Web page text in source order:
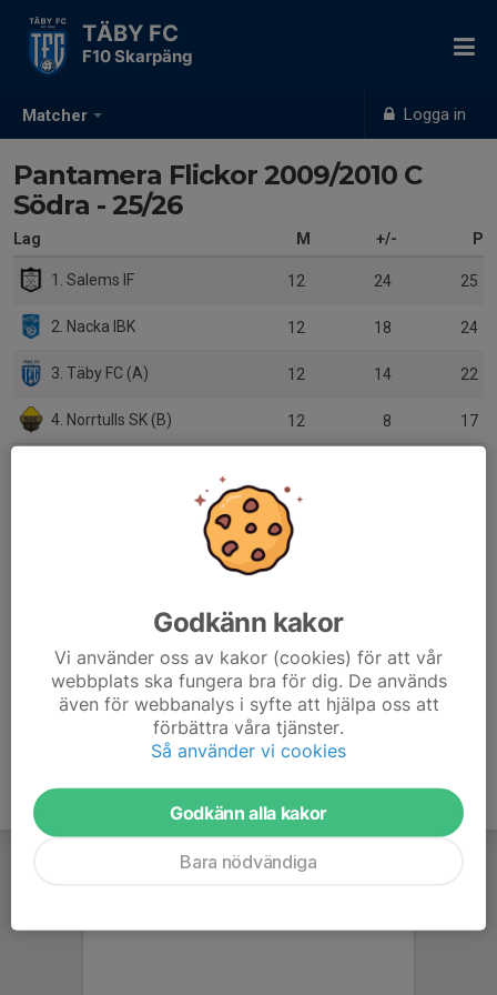
Matcher Logga in
TÄBY FC
F10 Skarpäng
Pantamera Flickor 2009/2010 C
Södra - 25/26
Lag M +/- P
1. Salems IF 12 24 25
2. Nacka IBK 12 18 24
3. Täby FC (A) 12 14 22
4. Norrtulls SK (B) 12 8 17
12
9. IFK Haninge 0 0
10. Skogås/Trångsunds IBK -1 10
Godkänn kakor
Vi använder oss av kakor (cookies) för att vår
webbplats ska fungera bra för dig. De används
även för webbanalys i syfte att hjälpa oss att
förbättra våra tjänster.
Så använder vi cookies
Godkänn alla kakor
Bara nödvändiga